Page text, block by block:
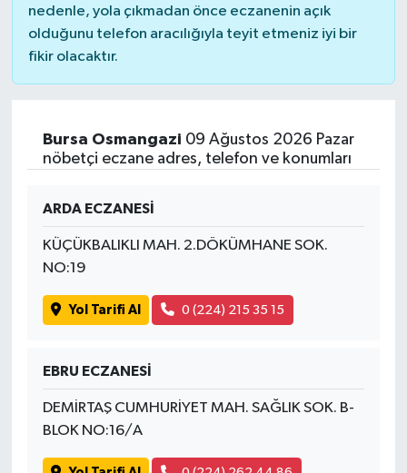
nedenle, yola çıkmadan önce eczanenin açık
olduğunu telefon aracılığıyla teyit etmeniz iyi bir
fikir olacaktır.
Bursa Osmangazi 09 Ağustos 2026 Pazar
nöbetçi eczane adres, telefon ve konumları
ARDA ECZANESİ
KÜÇÜKBALIKLI MAH. 2.DÖKÜMHANE SOK.
NO:19
Yol Tarifi Al 0 (224) 215 35 15
EBRU ECZANESİ
DEMİRTAŞ CUMHURİYET MAH. SAĞLIK SOK. B-
BLOK NO:16/A